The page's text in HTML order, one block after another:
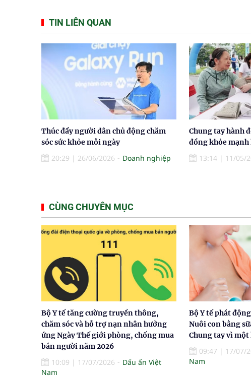
TIN LIÊN QUAN
Thúc đẩy người dân chủ động chăm
sóc sức khỏe mỗi ngày
20:29 | 26/06/2026 Doanh nghiệp
Chung tay hành
đồng khỏe mạnh
13:14 | 11/05/
CÙNG CHUYÊN MỤC
Bộ Y tế tăng cường truyền thông,
chăm sóc và hỗ trợ nạn nhân hưởng
ứng Ngày Thế giới phòng, chống mua
bán người năm 2026
10:09 | 17/07/2026
Dấu ấn Việt
Nam
Bộ Y tế phát
Nuôi con bằng
Chung tay vì
09:47 | 17/07/
Nam